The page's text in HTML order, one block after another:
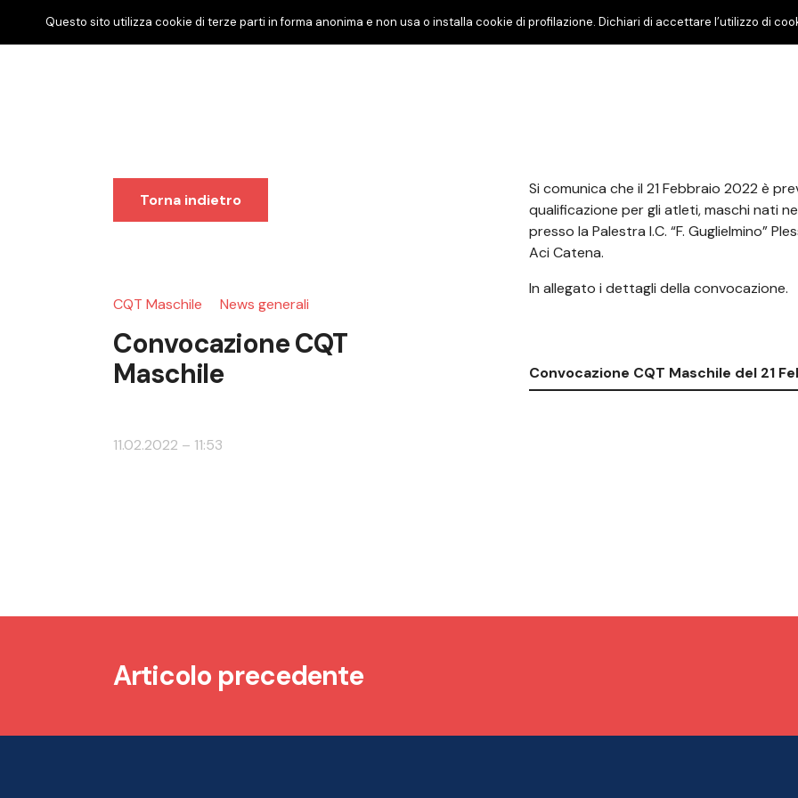
Torna indietro
CQT Maschile News generali
Convocazione CQT
Maschile
11.02.2022 – 11:53
Si comunica che il 21 Febbraio 2022 è
qualificazione per gli atleti, maschi nati
presso la Palestra I.C. “F. Guglielmino”
Aci Catena.
In allegato i dettagli della convocazione.
Convocazione CQT Maschile del 21
Articolo precedente
Questo sito utilizza cookie di terze parti in forma anonima e non usa o installa cookie di profilazione. Dichiari di accettare l’utilizzo di